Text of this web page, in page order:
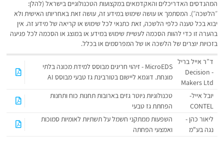
המהנדסים האדריכלים והאקדמאים במקצועות הטכנולוגיים בישראל (להלן:
״הלשכה״). המסתמך או עושה שימוש במידע זה, עושה זאת באחריותו האישית ולא
יבוא בכל טענה כלפי הלשכה, זאת כתנאי לכל שימוש או קריאה של מידע זה. אין
בהערה זו כדי להוות הסכמה לעשיית שימוש במידע או במוצג או הסכמה לכל פגיעה
בזכויות יוצרים של הלשכה או של המפרסמים או בכלל.
ד”ר אייל בריל
- Decision
Makers Ltd
MicroEDS - זיהוי חריגים מבוסס למידת מכונה בלתי
מונחת. דוגמא ליישום בטורבינת גז טבעי מבוסס AI
יובל אייל-
CONTEL
טכנולוגיות ניוטר גזים בארובות תחנות כוח ותחנות
הפחתת גז טבעי
ליאור כהן -
נגה בע"מ
השפעות ממתקני חשמל על תשתיות לאומיות סמוכות
ואמצעי הפחתה